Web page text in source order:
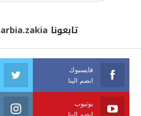
تابعونا
فايسبوك
انضم الينا
يوتيوب
انضم الينا